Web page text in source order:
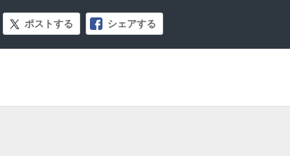
ポストする シェアする